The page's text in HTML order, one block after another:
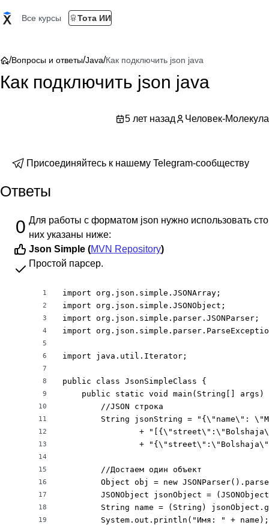
Все курсы Тота ИИ
/Вопросы и ответы/Java/Как подключить json java
Как подключить json java
5 лет назад Человек-Молекула
Присоединяйтесь к нашему Telegram-сообществу
Ответы
0 Для работы с форматом json нужно использовать
них указаны ниже:
Json Simple (MVN Repository)
Простой парсер.
1
2
3
4
5
6
7
8
9
10
11
12
13
14
15
16
17
18
19
import org.json.simple.JSONArray;
import org.json.simple.JSONObject;
import org.json.simple.parser.JSONParser;
import
import java.util.Iterator;
public class JsonSimpleClass {
public static void main(String[] args)
        //JSON строка
String jsonString = "{\"name\":
+
+
        //Достаем один объект
Object obj = new
JSONObject jsonObject =
String name = (String)
        System.out.println("Имя: " + name);